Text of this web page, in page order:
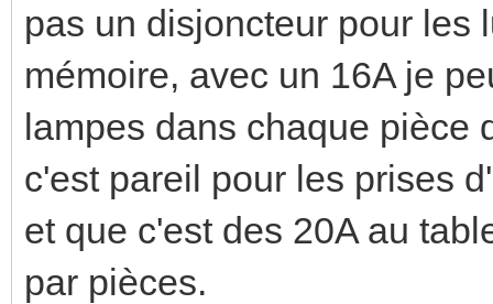
pas un disjoncteur pour les
mémoire, avec un 16A je
lampes dans chaque pièce
c'est pareil pour les prises
et que c'est des 20A au
par pièces.